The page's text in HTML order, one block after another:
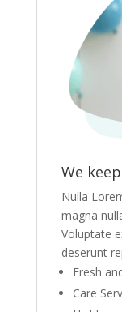
We
Nulla
magna
Voluptate
deserunt
Fresh
Care